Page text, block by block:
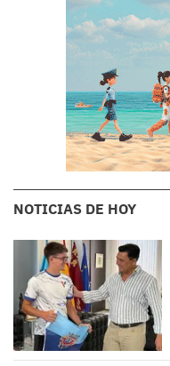
NOTICIAS DE HOY